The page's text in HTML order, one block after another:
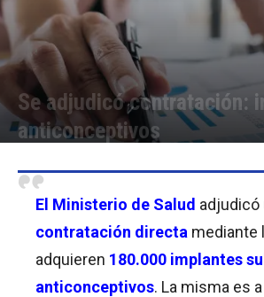
Se adjudicó contratación:
anticonceptivos
El Ministerio de Salud adjudicó
contratación directa mediante
adquieren 180.000 implantes
anticonceptivos. La misma es